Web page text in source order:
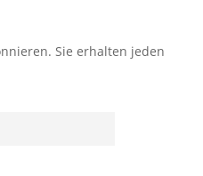
Sie erhalten jeden